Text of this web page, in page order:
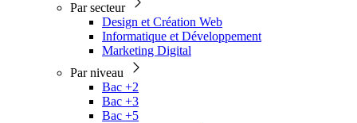
Par secteur
Design et Création Web
Informatique et Développement
Marketing Digital
Par niveau
Bac +2
Bac +3
Bac +5